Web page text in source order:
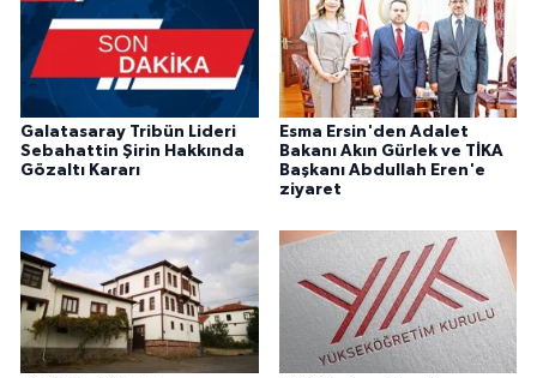
Galatasaray Tribün Lideri
Sebahattin Şirin Hakkında
Gözaltı Kararı
Esma Ersin'den Adalet
Bakanı Akın Gürlek ve TİKA
Başkanı Abdullah Eren'e
ziyaret